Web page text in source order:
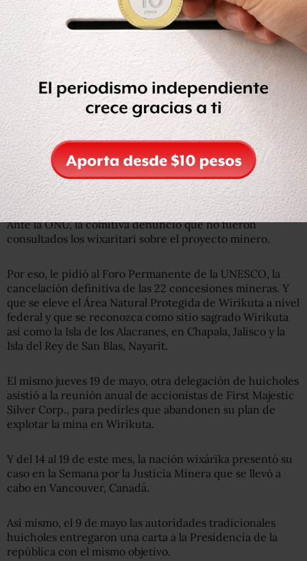
poco sirvió que Wirikuta fuera declarada en 1994 como
Área Natural Protegida por el Gobierno de San Luis
Potosí o que el 2004 haya ingresado a la lista tentativa de
la UNESCO en la Red Mundial de Sitios Sagrados
Naturales.
Tampoco el Pacto Hauxa Manaka, para supuestamente
proteger los sitios sagrados, que se firmó el 28 de abril de
2008, con la presencia de Felipe Calderón, su esposa,
Margarita Zavala y Emilio González Márquez, gobernador
de Jalisco. Para tomarse la foto, se vistieron con el traje
típico de los huicholes, lo fue considerado una ofensa
hacia la cultura ancestral.
Ante la ONU, la comitiva denunció que no fueron
consultados los wixaritari sobre el proyecto minero.
Por eso, le pidió al Foro Permanente de la UNESCO, la
cancelación definitiva de las 22 concesiones mineras. Y
que se eleve el Área Natural Protegida de Wirikuta a nivel
federal y que se reconozca como sitio sagrado Wirikuta
así como la Isla de los Alacranes, en Chapala, Jalisco y la
Isla del Rey de San Blas, Nayarit.
El mismo jueves 19 de mayo, otra delegación de huicholes
asistió a la reunión anual de accionistas de First Majestic
Silver Corp., para pedirles que abandonen su plan de
explotar la mina en Wirikuta.
Y del 14 al 19 de este mes, la nación wixárika presentó su
caso en la Semana por la Justicia Minera que se llevó a
cabo en Vancouver, Canadá.
Así mismo, el 9 de mayo las autoridades tradicionales
huicholes entregaron una carta a la Presidencia de la
república con el mismo objetivo.